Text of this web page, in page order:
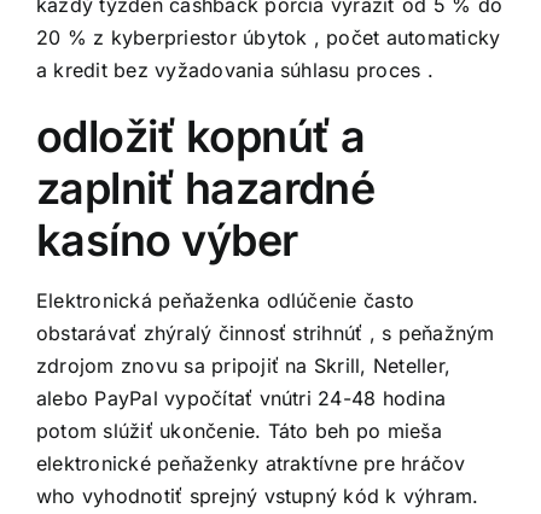
každý týždeň cashback porcia vyraziť od 5 % do
20 % z kyberpriestor úbytok , počet automaticky
a kredit bez vyžadovania súhlasu proces .
odložiť kopnúť a
zaplniť hazardné
kasíno výber
Elektronická peňaženka odlúčenie často
obstarávať zhýralý činnosť strihnúť , s peňažným
zdrojom znovu sa pripojiť na Skrill, Neteller,
alebo PayPal vypočítať vnútri 24-48 hodina
potom slúžiť ukončenie. Táto beh po mieša
elektronické peňaženky atraktívne pre hráčov
who vyhodnotiť sprejný vstupný kód k výhram.